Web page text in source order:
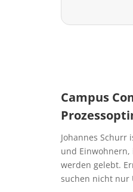
Campus
Johannes Schurr
und
werden gelebt.
suchen nicht nur